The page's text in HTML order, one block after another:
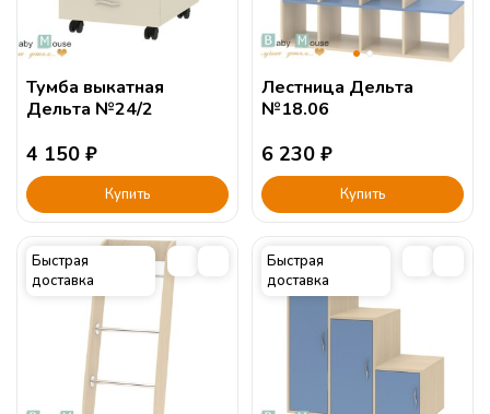
Тумба выкатная
Дельта №24/2
4 150 ₽
Купить
Лестница Дельта
№18.06
6 230 ₽
Купить
Быстрая
доставка
Быстрая
доставка